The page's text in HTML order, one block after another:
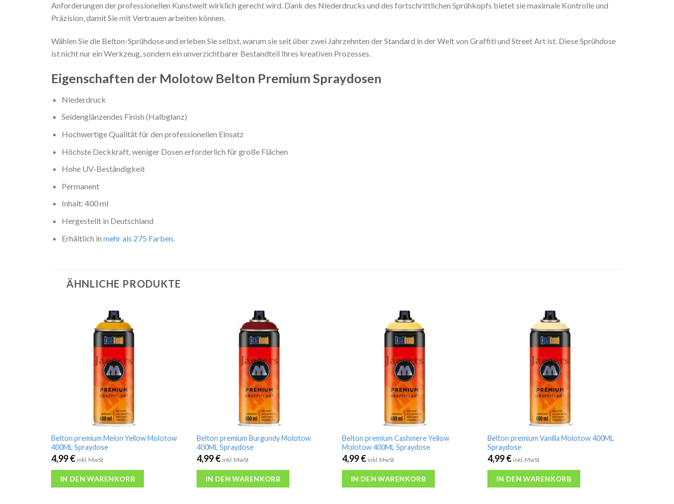
Anforderungen der professionellen Kunstwelt wirklich gerecht wird. Dank des Niederdrucks und des fortschrittlichen Sprühkopfs bietet sie maximale Kontrolle und
Präzision, damit Sie mit Vertrauen arbeiten können.
Wählen Sie die Belton-Sprühdose und erleben Sie selbst, warum sie seit über zwei Jahrzehnten der Standard in der Welt von Graffiti und Street Art ist. Diese Sprühdose
ist nicht nur ein Werkzeug, sondern ein unverzichtbarer Bestandteil Ihres kreativen Prozesses.
Eigenschaften der Molotow Belton Premium Spraydosen
Niederdruck
Seidenglänzendes Finish (Halbglanz)
Hochwertige Qualität für den professionellen Einsatz
Höchste Deckkraft, weniger Dosen erforderlich für große Flächen
Hohe UV-Beständigkeit
Permanent
Inhalt: 400 ml
Hergestellt in Deutschland
Erhältlich in mehr als 275 Farben.
ÄHNLICHE PRODUKTE
Belton premium Melon Yellow Molotow
400ML Spraydose
4,99€ inkl. MwSt
IN DEN WARENKORB
Belton premium Burgundy Molotow
400ML Spraydose
4,99€ inkl. MwSt
IN DEN WARENKORB
Belton premium Cashmere Yellow
Molotow 400ML Spraydose
4,99€ inkl. MwSt
IN DEN WARENKORB
Belton premium Vanilla Molotow 400ML
Spraydose
4,99€ inkl. MwSt
IN DEN WARENKORB